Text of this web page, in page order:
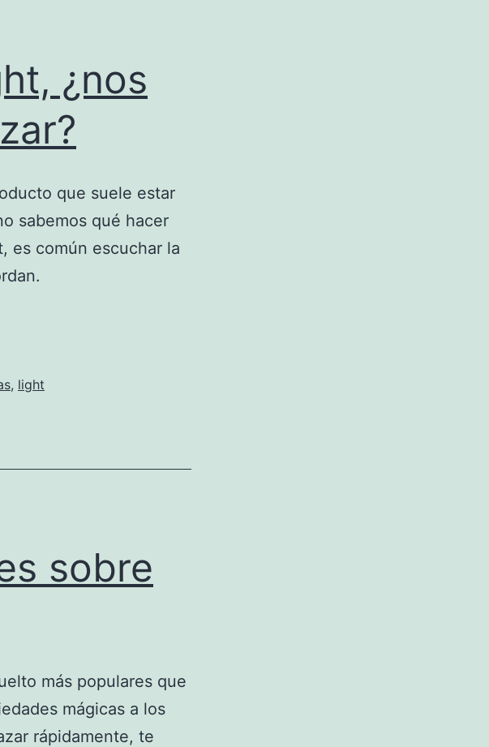
¿nos
que suele estar
sabemos qué hacer
es común escuchar la
, light
sobre
más populares que
mágicas a los
rápidamente, te